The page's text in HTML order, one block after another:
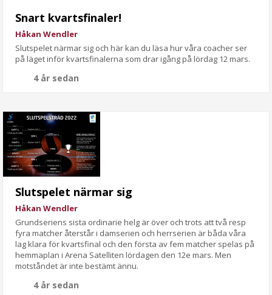
Snart kvartsfinaler!
Håkan Wendler
Slutspelet närmar sig och här kan du läsa hur våra coacher ser
på läget inför kvartsfinalerna som drar igång på lördag 12 mars.
4 år sedan
Slutspelet närmar sig
Håkan Wendler
Grundseriens sista ordinarie helg är över och trots att två resp
fyra matcher återstår i damserien och herrserien är båda våra
lag klara för kvartsfinal och den första av fem matcher spelas på
hemmaplan i Arena Satelliten lördagen den 12e mars. Men
motståndet är inte bestämt ännu.
4 år sedan